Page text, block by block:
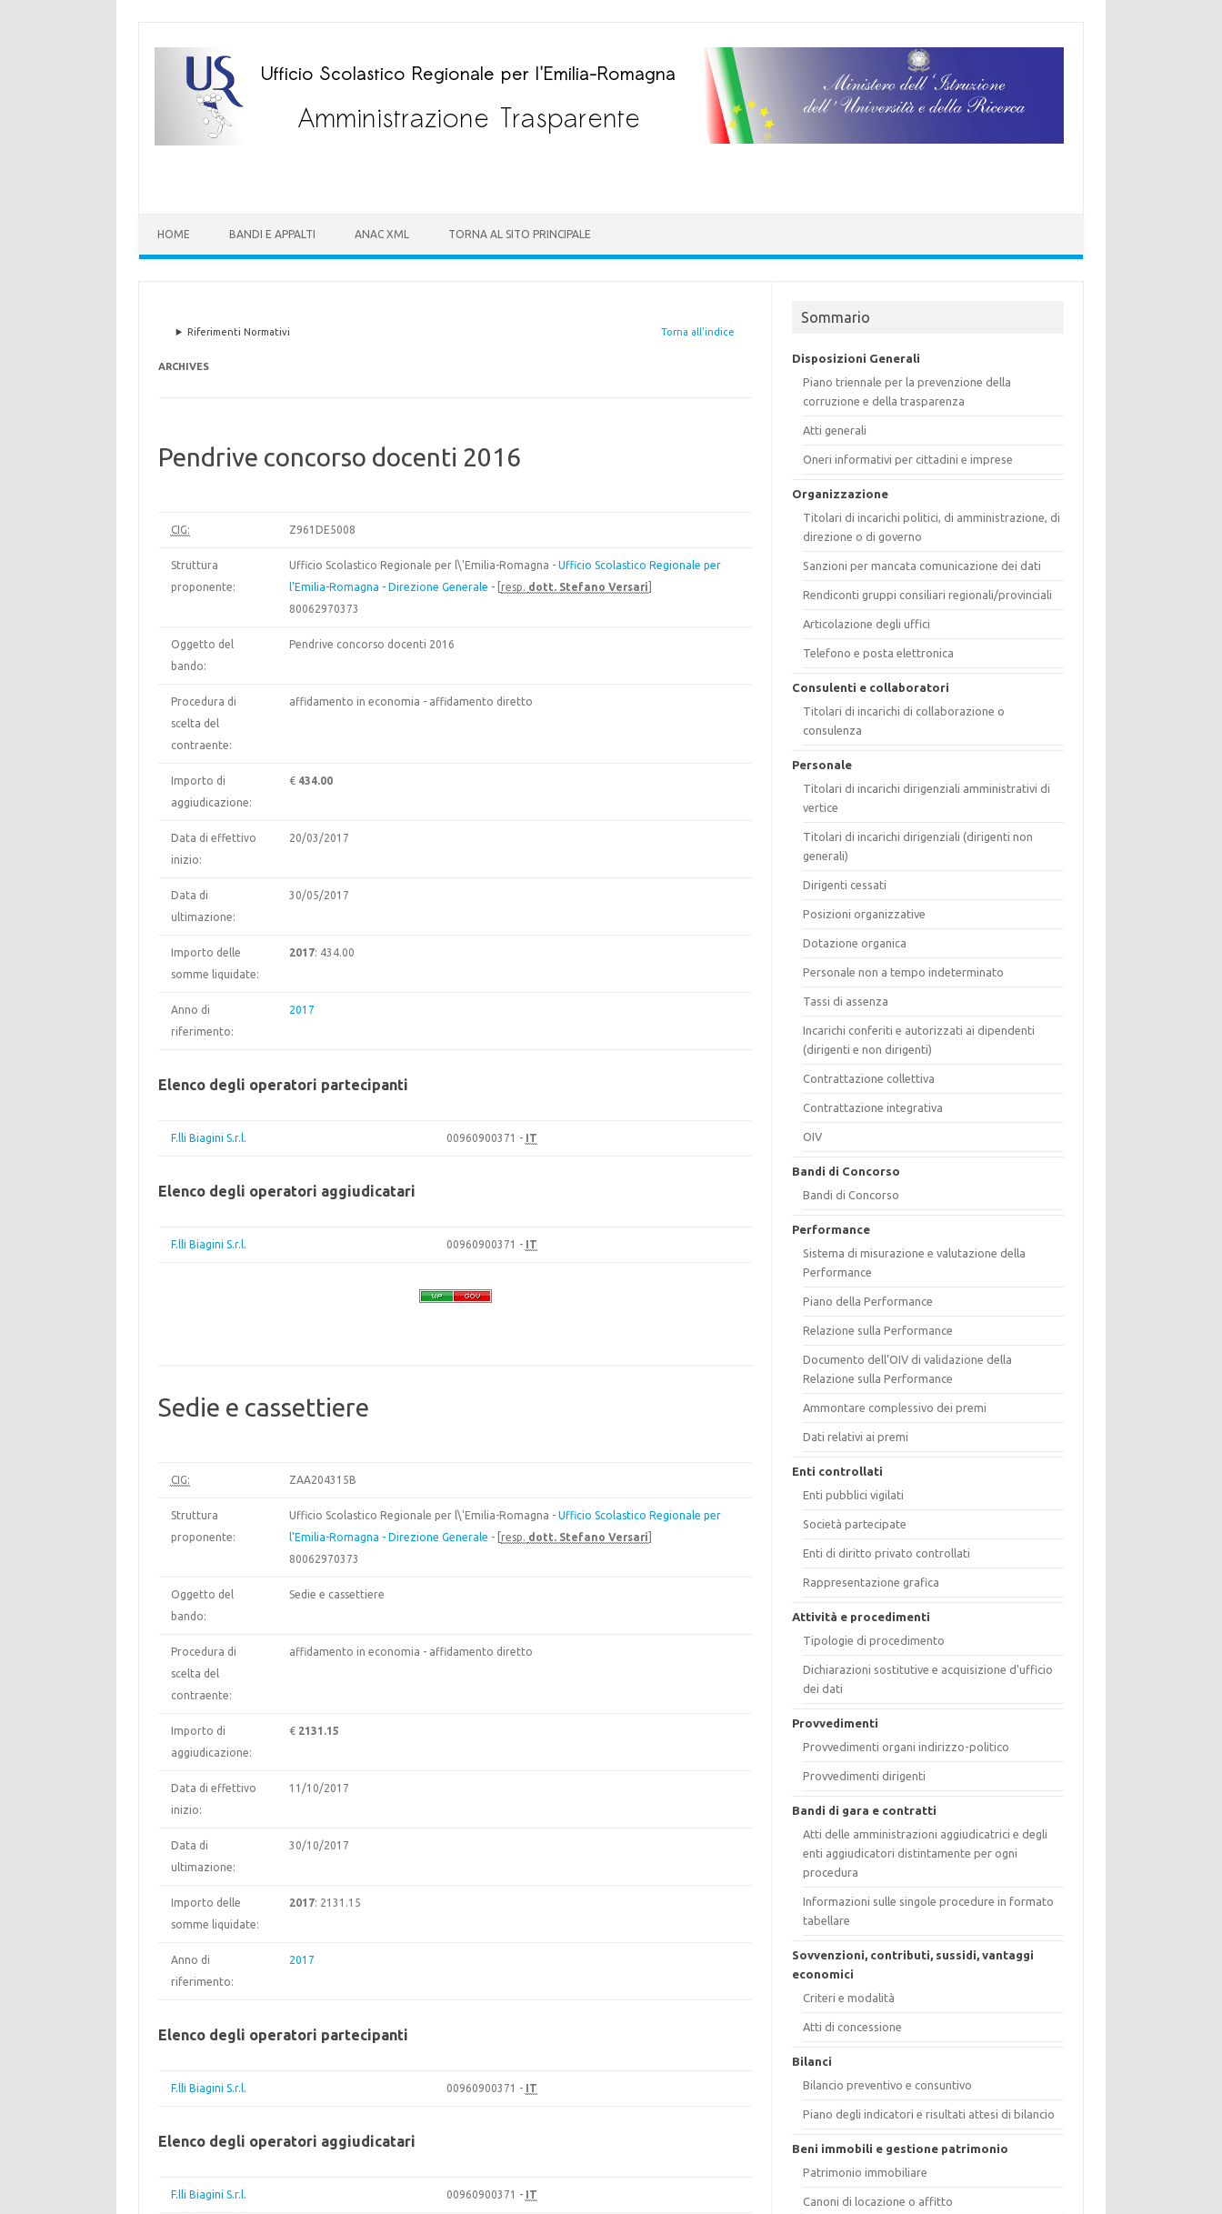
HOME BANDI E APPALTI ANAC XML TORNA AL SITO PRINCIPALE
Torna all'indice
Riferimenti Normativi
ARCHIVES
Pendrive concorso docenti 2016
CIG: Z961DE5008
Struttura
proponente:
Ufficio Scolastico Regionale per l\'Emilia-Romagna - Ufficio Scolastico Regionale per
l'Emilia-Romagna - Direzione Generale - [ resp. dott. Stefano Versari
80062970373
Oggetto del
bando:
Pendrive concorso docenti 2016
Procedura di
scelta del
contraente:
affidamento in economia - affidamento diretto
Importo di
aggiudicazione:
€ 434.00
Data di effettivo
inizio:
20/03/2017
Data di
ultimazione:
30/05/2017
Importo delle
somme liquidate:
2017: 434.00
Anno di
riferimento:
2017
Elenco degli operatori partecipanti
F.lli Biagini S.r.l. 00960900371 - IT
Elenco degli operatori aggiudicatari
F.lli Biagini S.r.l. 00960900371 - IT
Sedie e cassettiere
CIG: ZAA204315B
Struttura
proponente:
Ufficio Scolastico Regionale per l\'Emilia-Romagna - Ufficio Scolastico Regionale per
l'Emilia-Romagna - Direzione Generale - [ resp. dott. Stefano Versari
80062970373
Oggetto del
bando:
Sedie e cassettiere
Procedura di
scelta del
contraente:
affidamento in economia - affidamento diretto
Importo di
aggiudicazione:
€ 2131.15
Data di effettivo
inizio:
11/10/2017
Data di
ultimazione:
30/10/2017
Importo delle
somme liquidate:
2017: 2131.15
Anno di
riferimento:
2017
Elenco degli operatori partecipanti
F.lli Biagini S.r.l. 00960900371 - IT
Elenco degli operatori aggiudicatari
F.lli Biagini S.r.l. 00960900371 - IT
Sommario
Disposizioni Generali
Piano triennale per la prevenzione della
corruzione e della trasparenza
Atti generali
Oneri informativi per cittadini e imprese
Organizzazione
Titolari di incarichi politici, di amministrazione, di
direzione o di governo
Sanzioni per mancata comunicazione dei dati
Rendiconti gruppi consiliari regionali/provinciali
Articolazione degli uffici
Telefono e posta elettronica
Consulenti e collaboratori
Titolari di incarichi di collaborazione o
consulenza
Personale
Titolari di incarichi dirigenziali amministrativi di
vertice
Titolari di incarichi dirigenziali (dirigenti non
generali)
Dirigenti cessati
Posizioni organizzative
Dotazione organica
Personale non a tempo indeterminato
Tassi di assenza
Incarichi conferiti e autorizzati ai dipendenti
(dirigenti e non dirigenti)
Contrattazione collettiva
Contrattazione integrativa
OIV
Bandi di Concorso
Bandi di Concorso
Performance
Sistema di misurazione e valutazione della
Performance
Piano della Performance
Relazione sulla Performance
Documento dell'OIV di validazione della
Relazione sulla Performance
Ammontare complessivo dei premi
Dati relativi ai premi
Enti controllati
Enti pubblici vigilati
Società partecipate
Enti di diritto privato controllati
Rappresentazione grafica
Attività e procedimenti
Tipologie di procedimento
Dichiarazioni sostitutive e acquisizione d'ufficio
dei dati
Provvedimenti
Provvedimenti organi indirizzo-politico
Provvedimenti dirigenti
Bandi di gara e contratti
Atti delle amministrazioni aggiudicatrici e degli
enti aggiudicatori distintamente per ogni
procedura
Informazioni sulle singole procedure in formato
tabellare
Sovvenzioni, contributi, sussidi, vantaggi
economici
Criteri e modalità
Atti di concessione
Bilanci
Bilancio preventivo e consuntivo
Piano degli indicatori e risultati attesi di bilancio
Beni immobili e gestione patrimonio
Patrimonio immobiliare
Canoni di locazione o affitto